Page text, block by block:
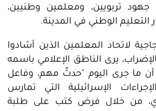
جهود تربويين، ومعلمين وطنيين،
الوطني في المدينة.
لاتحاد المعلمين الذين أشادوا
يرى الناطق الإعلامي باسمه
ما جرى اليوم "حدثٌ مهم، وفاعل
الإسرائيلية التي تمارس
من خلال فرض كتب على طلبة